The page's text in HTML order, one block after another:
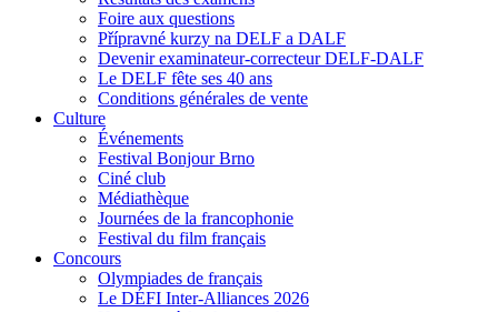
Foire aux questions
Přípravné kurzy na DELF a DALF
Devenir examinateur-correcteur DELF-DALF
Le DELF fête ses 40 ans
Conditions générales de vente
Culture
Événements
Festival Bonjour Brno
Ciné club
Médiathèque
Journées de la francophonie
Festival du film français
Concours
Olympiades de français
Le DÉFI Inter-Alliances 2026